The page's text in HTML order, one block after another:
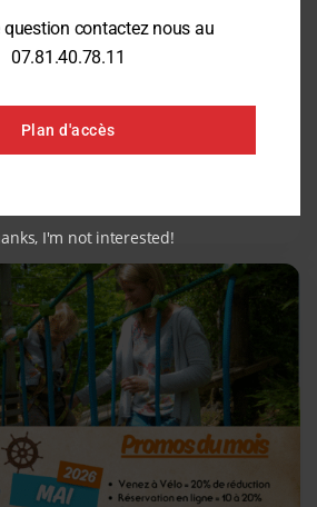
venez découvrir une nouvelle aventure,
apprends en s’amusant! 🌳Si vous avez un
cage des écureuils des Pitchouns…
question contactez nous au
07.81.40.78.11
Plan d'accès
I'm not interested!